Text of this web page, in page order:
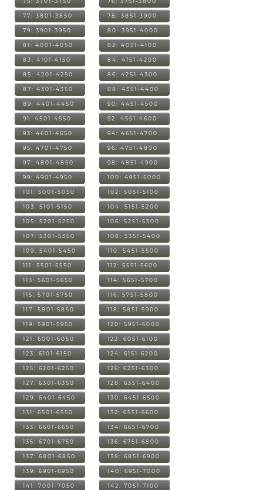
77: 3801-3850 78: 3851-3900
79: 3901-3950 80: 3951-4000
81: 4001-4050 82: 4051-4100
83: 4101-4150 84: 4151-4200
85: 4201-4250 86: 4251-4300
87: 4301-4350 88: 4351-4400
89: 4401-4450 90: 4451-4500
91: 4501-4550 92: 4551-4600
93: 4601-4650 94: 4651-4700
95: 4701-4750 96: 4751-4800
97: 4801-4850 98: 4851-4900
99: 4901-4950 100: 4951-5000
101: 5001-5050 102: 5051-5100
103: 5101-5150 104: 5151-5200
105: 5201-5250 106: 5251-5300
107: 5301-5350 108: 5351-5400
109: 5401-5450 110: 5451-5500
111: 5501-5550 112: 5551-5600
113: 5601-5650 114: 5651-5700
115: 5701-5750 116: 5751-5800
117: 5801-5850 118: 5851-5900
119: 5901-5950 120: 5951-6000
121: 6001-6050 122: 6051-6100
123: 6101-6150 124: 6151-6200
125: 6201-6250 126: 6251-6300
127: 6301-6350 128: 6351-6400
129: 6401-6450 130: 6451-6500
131: 6501-6550 132: 6551-6600
133: 6601-6650 134: 6651-6700
135: 6701-6750 136: 6751-6800
137: 6801-6850 138: 6851-6900
139: 6901-6950 140: 6951-7000
141: 7001-7050 142: 7051-7100